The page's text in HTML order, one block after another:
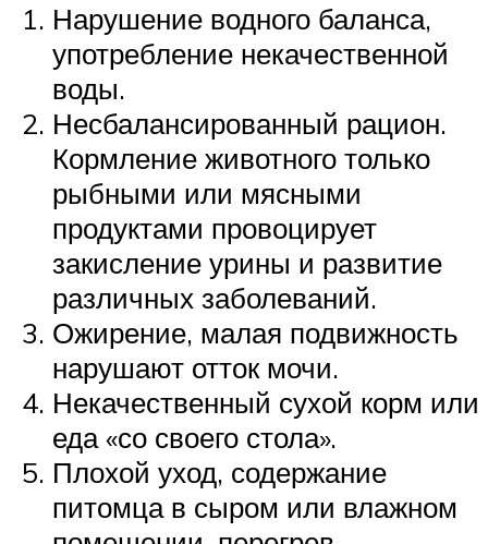
Нарушение водного баланса,
употребление некачественной
воды.
Несбалансированный рацион.
Кормление животного только
рыбными или мясными
продуктами провоцирует
закисление урины и развитие
различных заболеваний.
Ожирение, малая подвижность
нарушают отток мочи.
Некачественный сухой корм или
еда «со своего стола».
Плохой уход, содержание
питомца в сыром или влажном